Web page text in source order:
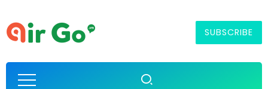
SUBSCRIBE